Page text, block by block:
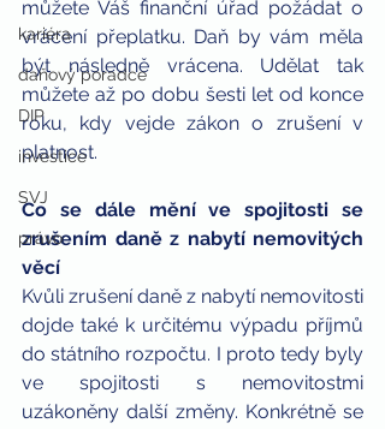
kariéra
daňový poradce
DIP
investice
SVJ
právo
můžete Váš finanční úřad požádat o
vrácení přeplatku. Daň by vám měla
být následně vrácena. Udělat tak
můžete až po dobu šesti let od konce
roku, kdy vejde zákon o zrušení v
platnost.
Co se dále mění ve spojitosti se
zrušením daně z nabytí nemovitých
věcí
Kvůli zrušení daně z nabytí nemovitosti
dojde také k určitému výpadu příjmů
do státního rozpočtu. I proto tedy byly
ve spojitosti s nemovitostmi
uzákoněny další změny. Konkrétně se